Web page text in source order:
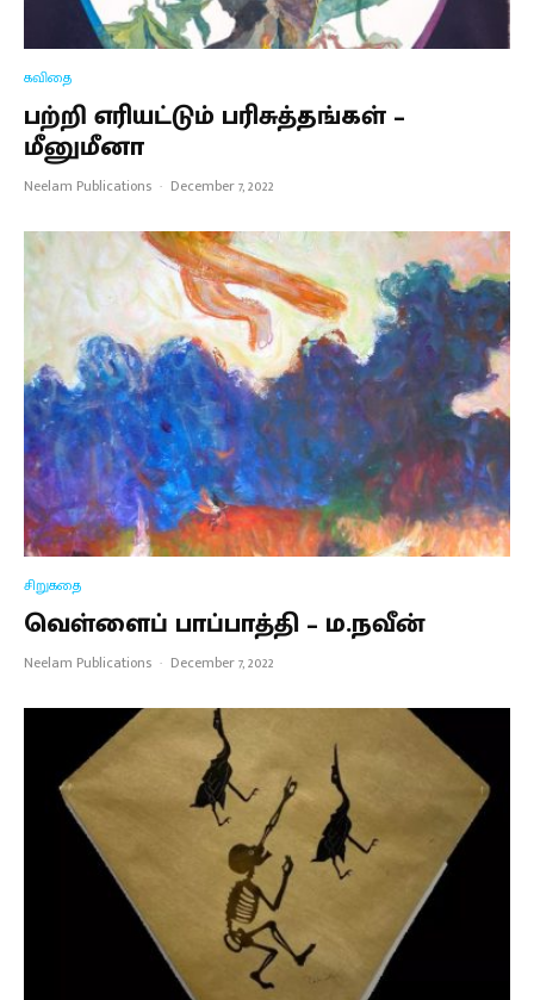
கவிதை
பற்றி எரியட்டும் பரிசுத்தங்கள் –
மீனுமீனா
Neelam Publications · December 7, 2022
சிறுகதை
வெள்ளைப் பாப்பாத்தி – ம.நவீன்
Neelam Publications · December 7, 2022